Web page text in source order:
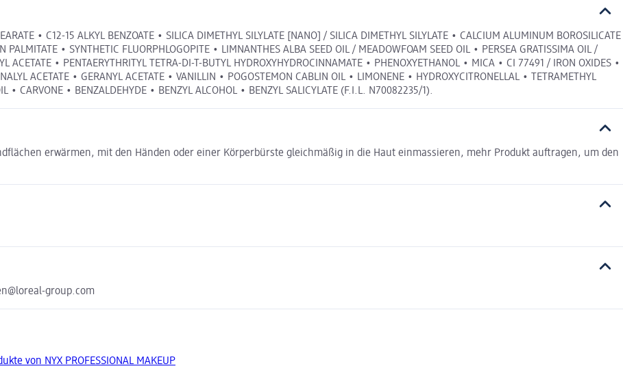
• C12-15 ALKYL BENZOATE • SILICA DIMETHYL SILYLATE [NANO] / SILICA DIMETHYL SILYLATE • CALCIUM ALUMINUM BOROSILICATE
• SYNTHETIC FLUORPHLOGOPITE • LIMNANTHES ALBA SEED OIL / MEADOWFOAM SEED OIL • PERSEA GRATISSIMA OIL /
ACETATE • PENTAERYTHRITYL TETRA-DI-T-BUTYL HYDROXYHYDROCINNAMATE • PHENOXYETHANOL • MICA • CI 77491 / IRON OXIDES •
ACETATE • GERANYL ACETATE • VANILLIN • POGOSTEMON CABLIN OIL • LIMONENE • HYDROXYCITRONELLAL • TETRAMETHYL
• CARVONE • BENZALDEHYDE • BENZYL ALCOHOL • BENZYL SALICYLATE (F.I.L. N70082235/1).
erwärmen, mit den Händen oder einer Körperbürste gleichmäßig in die Haut einmassieren, mehr Produkt auftragen, um den
group.com
von NYX PROFESSIONAL MAKEUP